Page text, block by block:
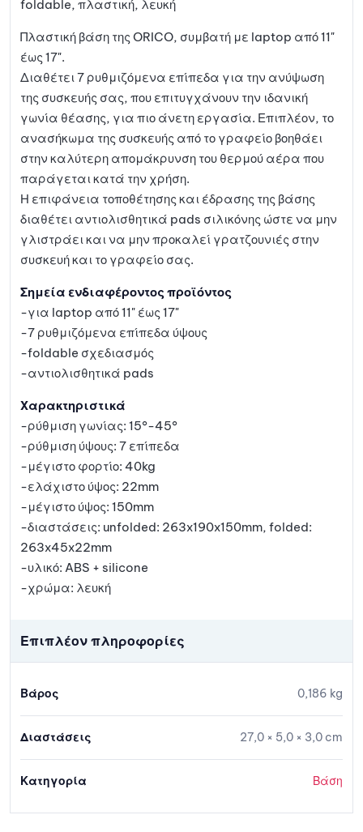
μένων
foldable, πλαστική, λευκή
Πλαστική βάση της ORICO, συμβατή με laptop από 11"
έως 17".
Διαθέτει 7 ρυθμιζόμενα επίπεδα για την ανύψωση
της συσκευής σας, που επιτυγχάνουν την ιδανική
γωνία θέασης, για πιο άνετη εργασία. Επιπλέον, το
ανασήκωμα της συσκευής από το γραφείο βοηθάει
στην καλύτερη απομάκρυνση του θερμού αέρα που
παράγεται κατά την χρήση.
Η επιφάνεια τοποθέτησης και έδρασης της βάσης
διαθέτει αντιολισθητικά pads σιλικόνης ώστε να μην
γλιστράει και να μην προκαλεί γρατζουνιές στην
συσκευή και το γραφείο σας.
Σημεία ενδιαφέροντος προϊόντος
-για laptop από 11" έως 17"
-7 ρυθμιζόμενα επίπεδα ύψους
-foldable σχεδιασμός
-αντιολισθητικά pads
Χαρακτηριστικά
-ρύθμιση γωνίας: 15°-45°
-ρύθμιση ύψους: 7 επίπεδα
-μέγιστο φορτίο: 40kg
-ελάχιστο ύψος: 22mm
-μέγιστο ύψος: 150mm
-διαστάσεις: unfolded: 263x190x150mm, folded:
263x45x22mm
-υλικό: ABS + silicone
-χρώμα: λευκή
Επιπλέον πληροφορίες
Βάρος 0,186 kg
Διαστάσεις 27,0 × 5,0 × 3,0 cm
Κατηγορία Βάση